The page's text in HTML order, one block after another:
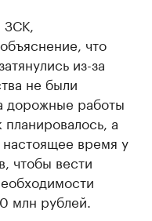
что
из-за
не были
дорожные работы
а
настоящее время у
чтобы вести
млн рублей.